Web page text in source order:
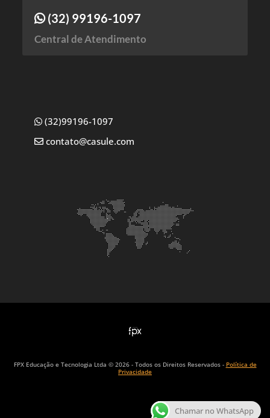
(32) 99196-1097
Central de Atendimento
(32)99196-1097
contato@casule.com
FPX Educação e Tecnologia Ltda © 2026 - Todos os Direitos Reservados - Política de
Privacidade
Chamar no WhatsApp